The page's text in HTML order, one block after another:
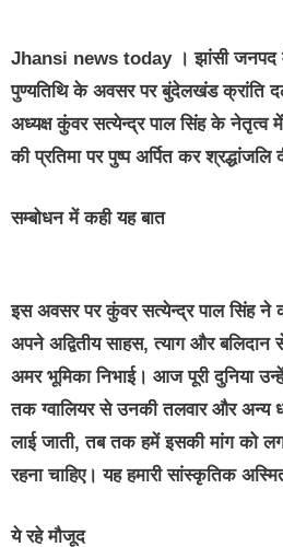
Jhansi news today। झांसी जनपद में
पुण्यतिथि के अवसर पर बुंदेलखंड क्रांति
अध्यक्ष कुंवर सत्येन्द्र पाल सिंह के नेतृत्व में
की प्रतिमा पर पुष्प अर्पित कर श्रद्धांजलि
सम्बोधन में कही यह बात
इस अवसर पर कुंवर सत्येन्द्र पाल सिंह ने
अपने अद्वितीय साहस, त्याग और
अमर भूमिका निभाई। आज पूरी दुनिया
तक ग्वालियर से उनकी तलवार और अन्य
लाई जाती, तब तक हमें इसकी मांग को
रहना चाहिए। यह हमारी सांस्कृतिक
ये रहे मौजूद